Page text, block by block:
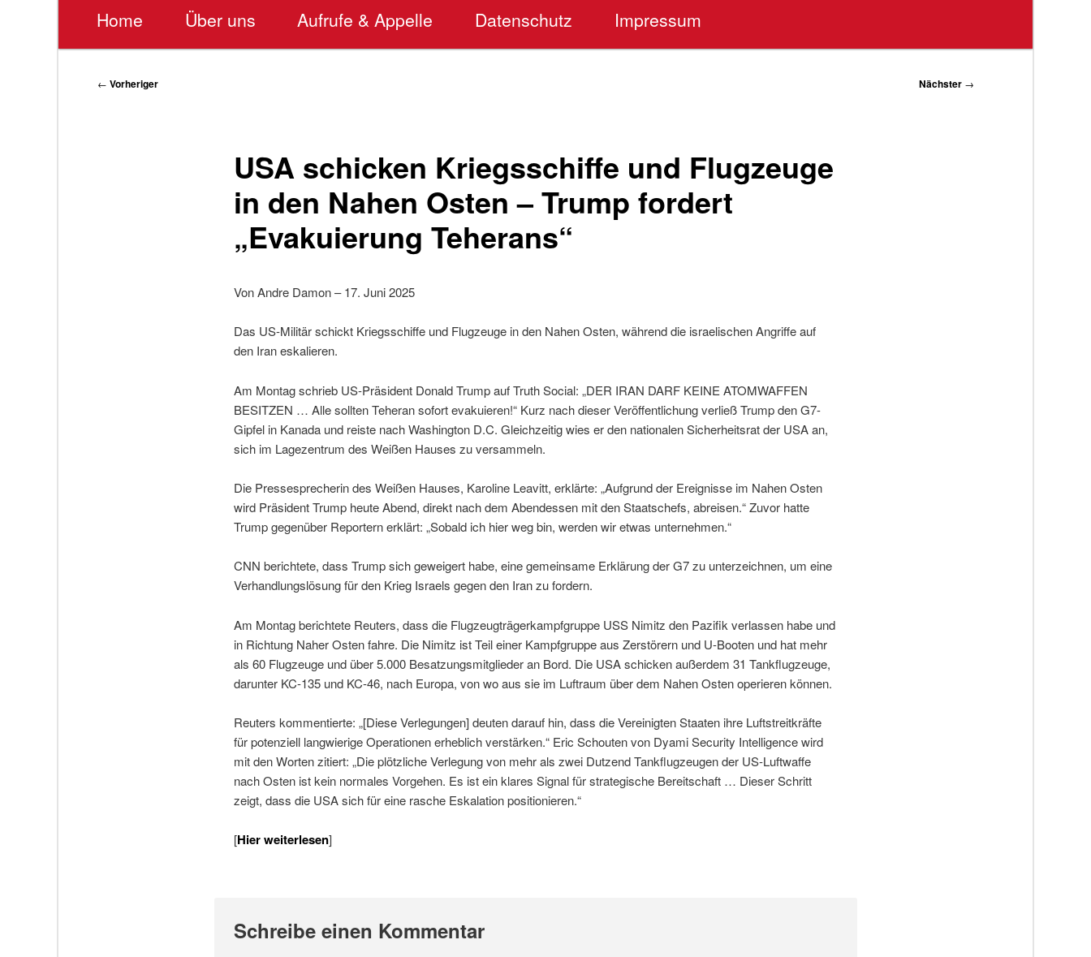
Home Über uns Aufrufe & Appelle Datenschutz Impressum
Beitragsnavigation
← Vorheriger Nächster →
USA schicken Kriegsschiffe und Flugzeuge
in den Nahen Osten – Trump fordert
„Evakuierung Teherans“
Von Andre Damon – 17. Juni 2025
Das US-Militär schickt Kriegsschiffe und Flugzeuge in den Nahen Osten, während die israelischen Angriffe auf
den Iran eskalieren.
Am Montag schrieb US-Präsident Donald Trump auf Truth Social: „DER IRAN DARF KEINE ATOMWAFFEN
BESITZEN … Alle sollten Teheran sofort evakuieren!“ Kurz nach dieser Veröffentlichung verließ Trump den G7-
Gipfel in Kanada und reiste nach Washington D.C. Gleichzeitig wies er den nationalen Sicherheitsrat der USA an,
sich im Lagezentrum des Weißen Hauses zu versammeln.
Die Pressesprecherin des Weißen Hauses, Karoline Leavitt, erklärte: „Aufgrund der Ereignisse im Nahen Osten
wird Präsident Trump heute Abend, direkt nach dem Abendessen mit den Staatschefs, abreisen.“ Zuvor hatte
Trump gegenüber Reportern erklärt: „Sobald ich hier weg bin, werden wir etwas unternehmen.“
CNN berichtete, dass Trump sich geweigert habe, eine gemeinsame Erklärung der G7 zu unterzeichnen, um eine
Verhandlungslösung für den Krieg Israels gegen den Iran zu fordern.
Am Montag berichtete Reuters, dass die Flugzeugträgerkampfgruppe USS Nimitz den Pazifik verlassen habe und
in Richtung Naher Osten fahre. Die Nimitz ist Teil einer Kampfgruppe aus Zerstörern und U-Booten und hat mehr
als 60 Flugzeuge und über 5.000 Besatzungsmitglieder an Bord. Die USA schicken außerdem 31 Tankflugzeuge,
darunter KC-135 und KC-46, nach Europa, von wo aus sie im Luftraum über dem Nahen Osten operieren können.
Reuters kommentierte: „[Diese Verlegungen] deuten darauf hin, dass die Vereinigten Staaten ihre Luftstreitkräfte
für potenziell langwierige Operationen erheblich verstärken.“ Eric Schouten von Dyami Security Intelligence wird
mit den Worten zitiert: „Die plötzliche Verlegung von mehr als zwei Dutzend Tankflugzeugen der US-Luftwaffe
nach Osten ist kein normales Vorgehen. Es ist ein klares Signal für strategische Bereitschaft … Dieser Schritt
zeigt, dass die USA sich für eine rasche Eskalation positionieren.“
[Hier weiterlesen]
Schreibe einen Kommentar